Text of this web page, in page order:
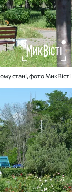
стані, фото МикВісті